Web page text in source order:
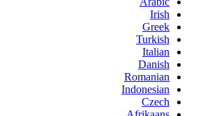
Irish
Greek
Turkish
Italian
Danish
Romanian
Indonesian
Czech